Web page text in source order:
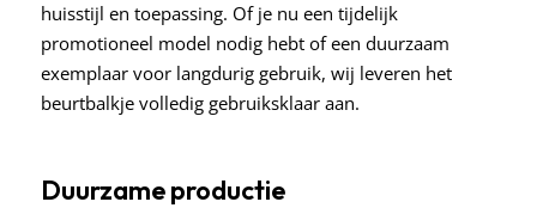
huisstijl en toepassing. Of je nu een tijdelijk
promotioneel model nodig hebt of een duurzaam
exemplaar voor langdurig gebruik, wij leveren het
beurtbalkje volledig gebruiksklaar aan.
Duurzame productie